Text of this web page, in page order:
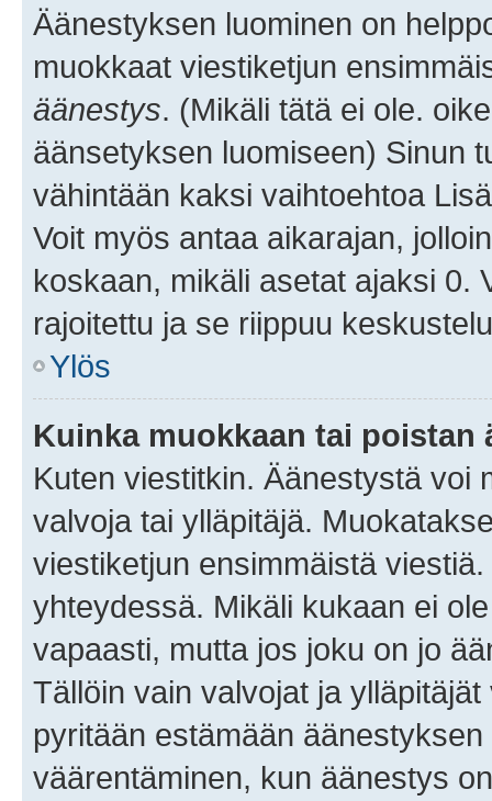
Äänestyksen luominen on
muokkaat viestiketjun
äänestys. (Mikäli tätä ei ole.
äänsetyksen luomiseen) Sinun
vähintään kaksi vaihtoehtoa
Voit myös antaa aikarajan,
koskaan, mikäli asetat ajaksi 0.
rajoitettu ja se riippuu
Ylös
Kuinka muokkaan tai poistan
Kuten viestitkin. Äänestystä voi
valvoja tai ylläpitäjä.
viestiketjun ensimmäistä
yhteydessä. Mikäli kukaan ei
vapaasti, mutta jos joku on jo
Tällöin vain valvojat ja
pyritään estämään
väärentäminen, kun äänestys